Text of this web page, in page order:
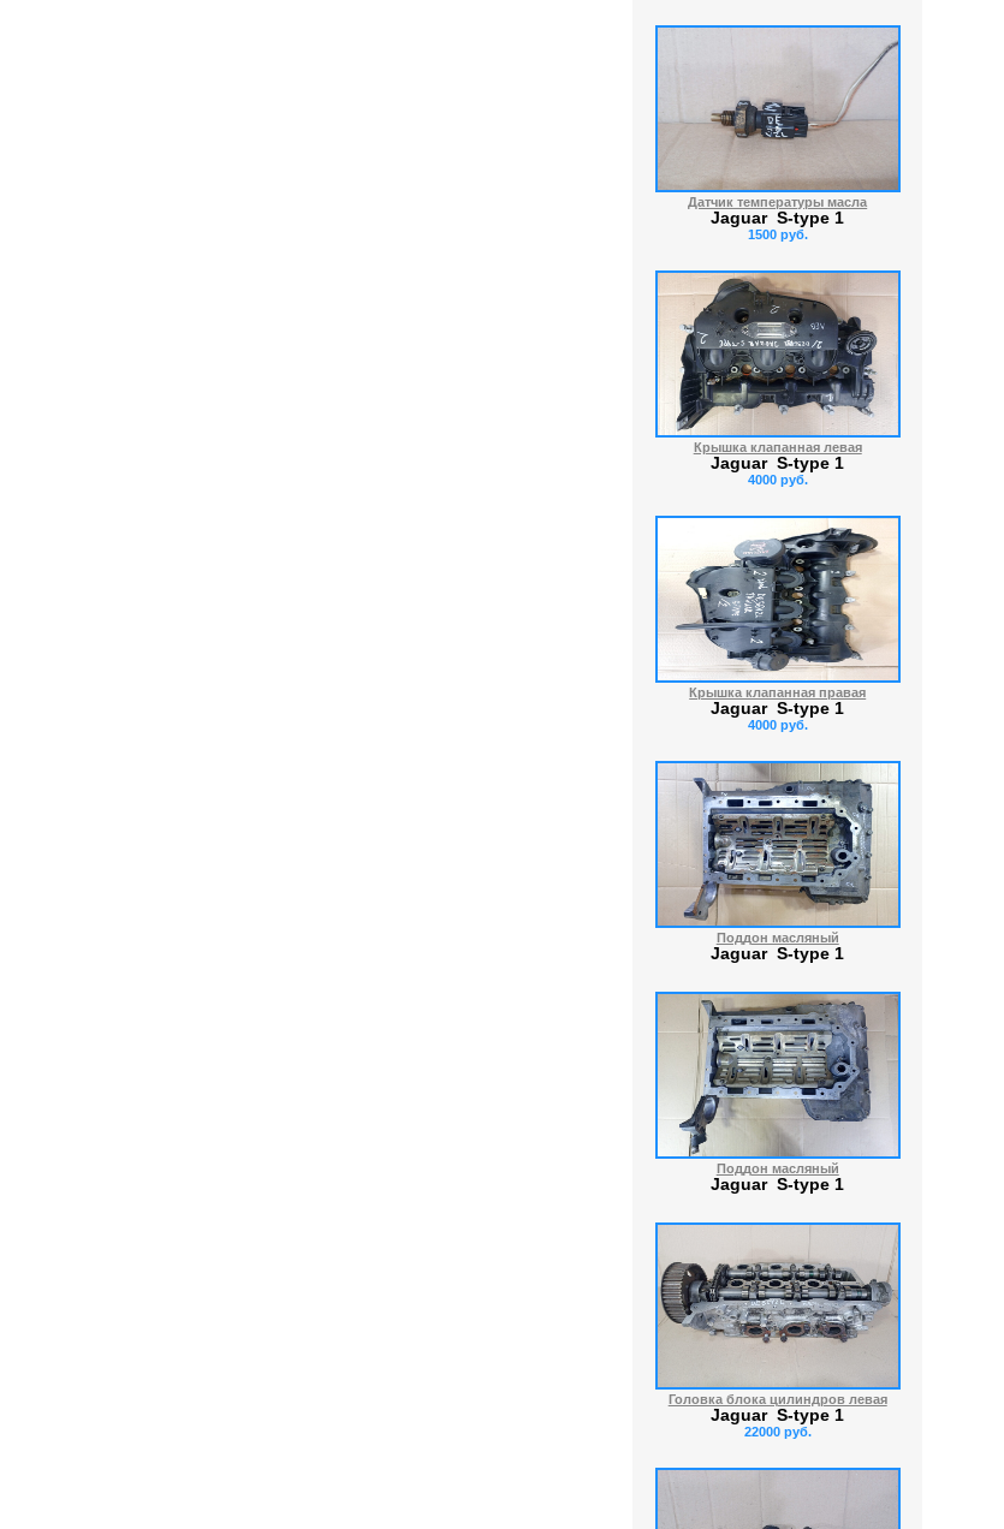
Датчик температуры масла
Jaguar S-type 1
1500 руб.
Крышка клапанная левая
Jaguar S-type 1
4000 руб.
Крышка клапанная правая
Jaguar S-type 1
4000 руб.
Поддон масляный
Jaguar S-type 1
Поддон масляный
Jaguar S-type 1
Головка блока цилиндров левая
Jaguar S-type 1
22000 руб.